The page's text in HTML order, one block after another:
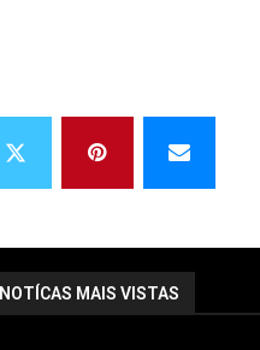
NOTÍCAS MAIS VISTAS